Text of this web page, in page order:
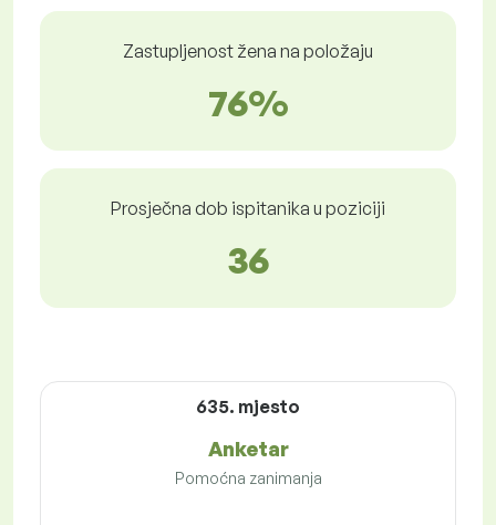
Zastupljenost žena na položaju
76%
Prosječna dob ispitanika u poziciji
36
635. mjesto
Anketar
Pomoćna zanimanja